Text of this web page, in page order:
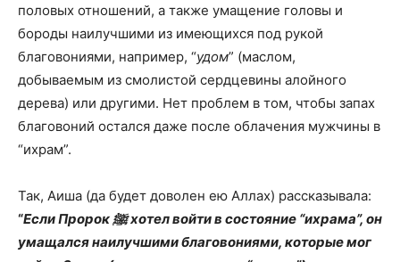
половых отношений, а также умащение головы и
бороды наилучшими из имеющихся под рукой
благовониями, например, “удом” (маслом,
добываемым из смолистой сердцевины алойного
дерева) или другими. Нет проблем в том, чтобы запах
благовоний остался даже после облачения мужчины в
“ихрам”.
Так, Аиша (да будет доволен ею Аллах) рассказывала:
“Если Пророк ﷺ хотел войти в состояние “ихрама”, он
умащался наилучшими благовониями, которые мог